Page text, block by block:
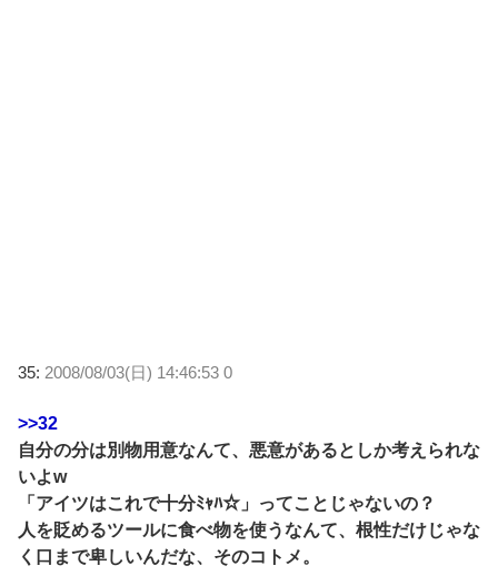
35: 2008/08/03(日) 14:46:53 0
>>32
自分の分は別物用意なんて、悪意があるとしか考えられな
いよw
「アイツはこれで十分ﾐｬﾊ☆」ってことじゃないの？
人を貶めるツールに食べ物を使うなんて、根性だけじゃな
く口まで卑しいんだな、そのコトメ。